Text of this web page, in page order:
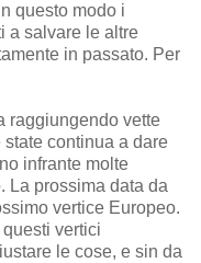
questo modo i
a salvare le altre
in passato. Per
raggiungendo vette
continua a dare
infrante molte
La prossima data da
vertice Europeo.
vertici
le cose, e sin da